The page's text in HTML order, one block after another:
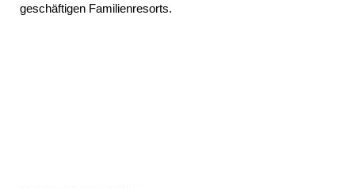
geschäftigen Familienresorts.